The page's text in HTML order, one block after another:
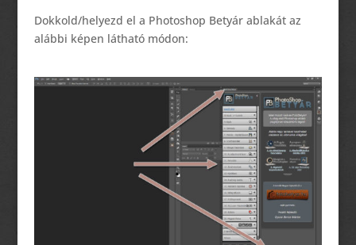
Dokkold/helyezd el a Photoshop Betyár ablakát az
alábbi képen látható módon: